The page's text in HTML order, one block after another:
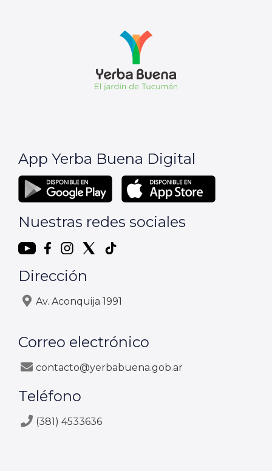
App Yerba Buena Digital
Nuestras redes sociales
Dirección
Av. Aconquija 1991
Correo electrónico
contacto@yerbabuena.gob.ar
Teléfono
(381) 4533636